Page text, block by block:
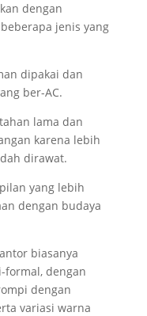
dengan
jenis yang
dipakai dan
ber-AC.
lama dan
karena lebih
dirawat.
yang lebih
dengan budaya
biasanya
formal, dengan
dengan
variasi warna